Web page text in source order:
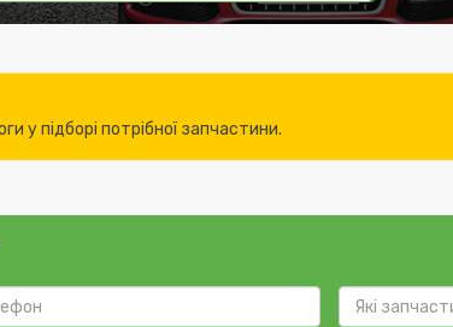
у підборі потрібної запчастини.